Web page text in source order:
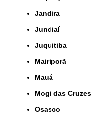
Jandira
Jundiaí
Juquitiba
Mairiporã
Mauá
Mogi das Cruzes
Osasco